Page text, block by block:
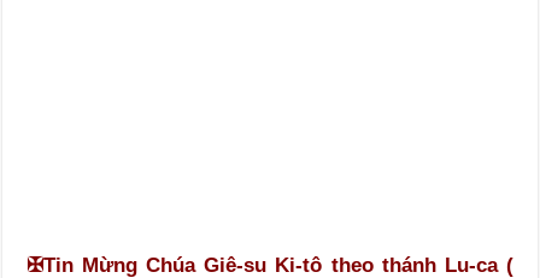
✠Tin Mừng Chúa Giê-su Ki-tô theo thánh Lu-ca (